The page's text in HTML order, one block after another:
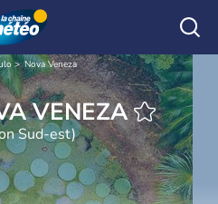
Nova Veneza
NOVA VENEZA
Sud-est)